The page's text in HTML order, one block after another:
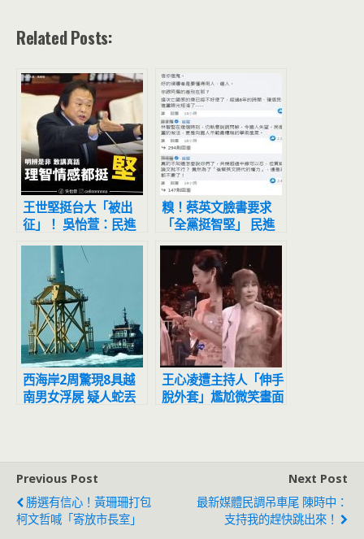
Related Posts:
王世堅挺台大「被出
征」！ 吳怡萱：民進
黨不應該挑戰社會的智
糗！蔡英文臉書要求
「全黨挺智堅」 民進
黨公職0人響應
西海岸2周驚現8具越
南男女浮屍 疑人蛇丟
王心凌遭主持人「伸手
脫外套」尷尬微笑畫面
Previous Post
勝選有信心！黃珊珊打包
柯文哲喊「寄放市長室」
Next Post
最新媒體民調吊車尾 陳時中：
支持我的趕快跳出來！